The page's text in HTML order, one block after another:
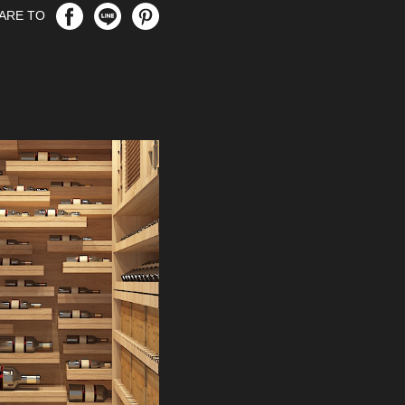
TO